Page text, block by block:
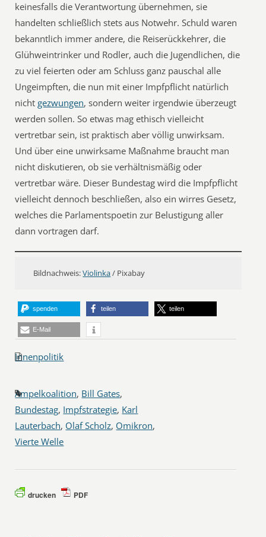
keinesfalls die Verantwortung übernehmen, sie
handelten schließlich stets aus Notwehr. Schuld waren
bekanntlich immer andere, die Reiserückkehrer, die
Glühweintrinker und Rodler, auch die Jugendlichen, die
zu viel feierten oder am Schluss ganz pauschal alle
Ungeimpften, die nun mit einer Impfpflicht natürlich
nichtgezwungen, sondern weiter irgendwie überzeugt
werden sollen. So etwas mag ethisch vielleicht
vertretbar sein, ist praktisch aber völlig unwirksam.
Und über eine unwirksame Maßnahme braucht man
nicht diskutieren, ob sie verhältnismäßig oder
vertretbar wäre. Dieser Bundestag wird die Impfpflicht
vielleicht dennoch beschließen, also ein wirres Gesetz,
welches die Parlamentspoetin zur Belustigung aller
dann vortragen darf.
Bildnachweis:Violinka/ Pixabay
spenden teilen teilen
E-Mail
Innenpolitik
Ampelkoalition, Bill Gates,
Bundestag, Impfstrategie, Karl
Lauterbach, Olaf Scholz, Omikron,
Vierte Welle
drucken PDF